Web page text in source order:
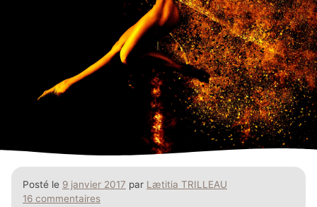
Posté le 9 janvier 2017 par Lætitia TRILLEAU
16 commentaires